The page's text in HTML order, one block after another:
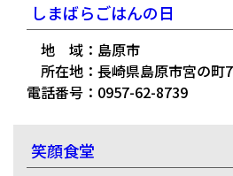
しまばらごはんの日
地 域：島原市
所在地：長崎県島原市宮の町
電話番号：0957-62-8739
笑顔食堂